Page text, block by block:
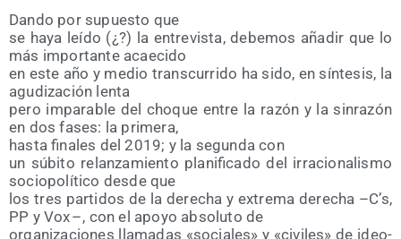
Dan­do por supues­to que
se haya leí­do (¿?) la entre­vis­ta, debe­mos aña­dir que lo
más impor­tan­te acaecido
en este año y medio trans­cu­rri­do ha sido, en sín­te­sis, la
agu­di­za­ción lenta
pero impa­ra­ble del cho­que entre la razón y la sin­ra­zón
en dos fases: la primera,
has­ta fina­les del 2019; y la segun­da con
un súbi­to relan­za­mien­to pla­ni­fi­ca­do del irra­cio­na­lis­mo
socio­po­lí­ti­co des­de que
los tres par­ti­dos de la dere­cha y extre­ma dere­cha –C’s,
PP y Vox – , con el apo­yo abso­lu­to de
orga­ni­za­cio­nes lla­ma­das «socia­les» y «civi­les» de ideo­